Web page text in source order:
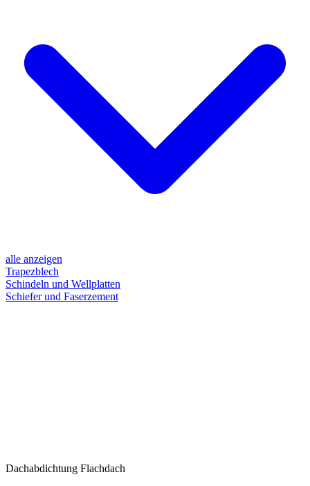
alle anzeigen
Trapezblech
Schindeln und Wellplatten
Schiefer und Faserzement
Dachabdichtung Flachdach